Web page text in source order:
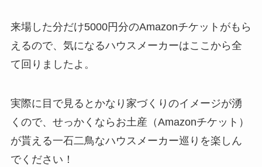
来場した分だけ5000円分のAmazonチケットがもら
えるので、気になるハウスメーカーはここから全
て回りましたよ。
実際に目で見るとかなり家づくりのイメージが湧
くので、せっかくならお土産（Amazonチケット）
が貰える一石二鳥なハウスメーカー巡りを楽しん
でください！